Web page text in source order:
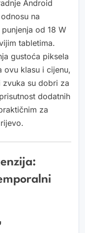
Android
na
od 18 W
tabletima.
gustoća piksela
ovu klasu i cijenu,
su dobri za
dodatnih
za